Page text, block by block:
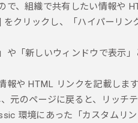
で、組織で共有したい情報や
をクリックし、「ハイパーリ
や「新しいウィンドウで表示
報や HTML リンクを記載しま
元のページに戻ると、リッチ
環境にあった「カスタムリ